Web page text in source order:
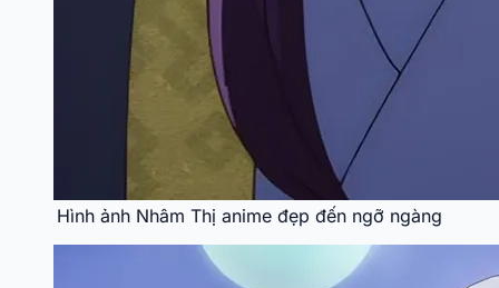
Hình ảnh Nhâm Thị anime đẹp đến ngỡ ngàng